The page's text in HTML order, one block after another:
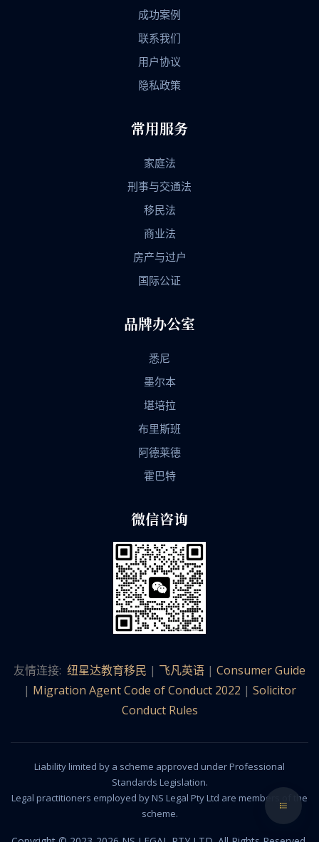
成功案例
联系我们
用户协议
隐私政策
常用服务
家庭法
刑事与交通法
移民法
商业法
房产与过户
国际公证
品牌办公室
悉尼
墨尔本
堪培拉
布里斯班
阿德莱德
霍巴特
微信咨询
友情连接: 纽星达教育移民 | 飞凡英语 | Consumer Guide
| Migration Agent Code of Conduct 2022 | Solicitor
Conduct Rules
Liability limited by a scheme approved under Professional
Standards Legislation.
Legal practitioners employed by NS Legal Pty Ltd are members of the
scheme.